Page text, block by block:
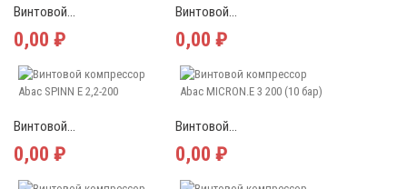
Винтовой...
0,00 ₽
Винтовой...
0,00 ₽
Винтовой...
0,00 ₽
Винтовой...
0,00 ₽